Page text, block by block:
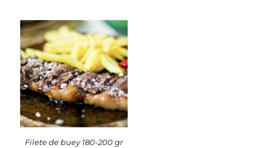
Filete de buey 180-200 gr